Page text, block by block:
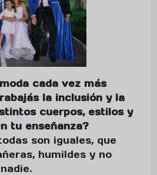
cada vez más
la inclusión y la
cuerpos, estilos y
tu enseñanza?
son iguales, que
humildes y no